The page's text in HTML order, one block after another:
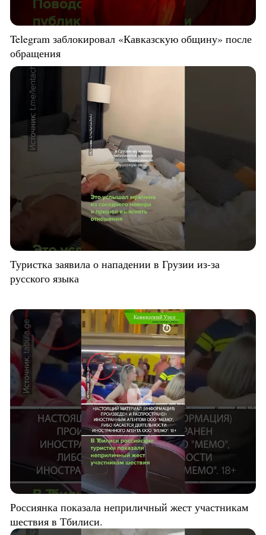
Telegram заблокировал «Кавказскую общину» после
обращения
Туристка заявила о нападении в Грузии из-за
русского языка
Россиянка показала неприличный жест участникам
шествия в Тбилиси.